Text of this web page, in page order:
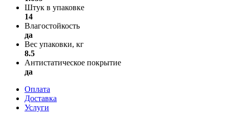
Штук в упаковке
14
Влагостойкость
да
Вес упаковки, кг
8.5
Антистатическое покрытие
да
Оплата
Доставка
Услуги